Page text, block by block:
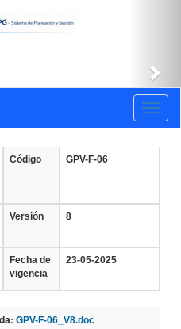
Código GPV-F-06
Versión 8
Fecha de
vigencia
23-05-2025
GPV-F-06_V8.doc